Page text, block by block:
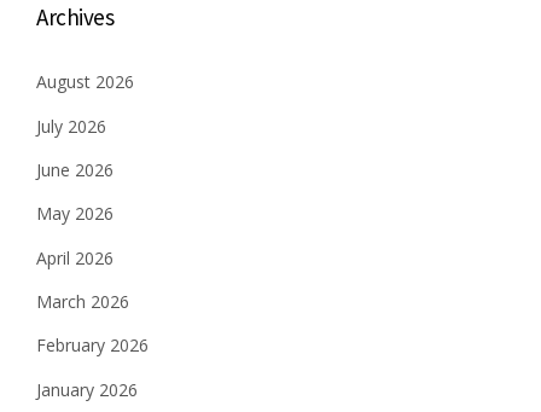
Archives
August 2026
July 2026
June 2026
May 2026
April 2026
March 2026
February 2026
January 2026